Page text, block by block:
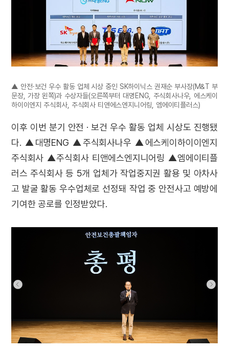
▲ 안전·보건 우수 활동 업체 시상 중인 SK하이닉스 권재순 부사장(M&T 부
문장, 가장 왼쪽)과 수상자들(오른쪽부터 대명ENG, 주식회사나우, 에스케이
하이이엔지 주식회사, 주식회사 티앤에스엔지니어링, 엠에이티플러스)
이후 이번 분기 안전 · 보건 우수 활동 업체 시상도 진행됐
다. ▲대명ENG ▲주식회사나우 ▲에스케이하이이엔지
주식회사 ▲주식회사 티앤에스엔지니어링 ▲엠에이티플
러스 주식회사 등 5개 업체가 작업중지권 활용 및 아차사
고 발굴 활동 우수업체로 선정돼 작업 중 안전사고 예방에
기여한 공로를 인정받았다.